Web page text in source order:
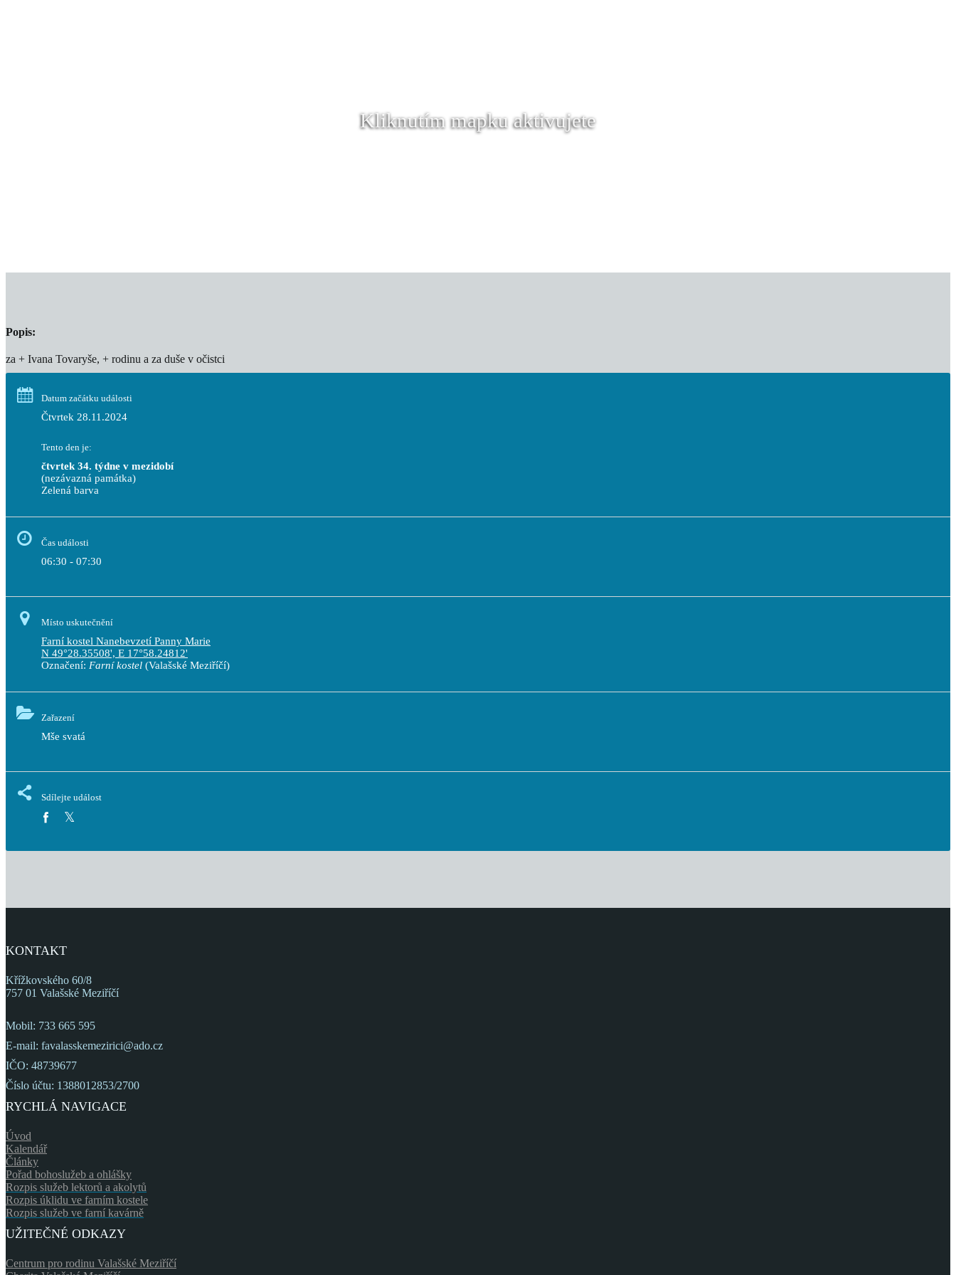
Kliknutím mapku aktivujete
Popis:
za + Ivana Tovaryše, + rodinu a za duše v očistci
Datum začátku události
Čtvrtek 28.11.2024
Tento den je:
čtvrtek 34. týdne v mezidobí
(nezávazná památka)
Zelená barva
Čas události
06:30 - 07:30
Místo uskutečnění
Farní kostel Nanebevzetí Panny Marie
N 49°28.35508', E 17°58.24812'
Označení: Farní kostel (Valašské Meziříčí)
Zařazení
Mše svatá
Sdílejte událost
KONTAKT
Křížkovského 60/8
757 01 Valašské Meziříčí
Mobil: 733 665 595
E-mail: favalasskemezirici@ado.cz
IČO: 48739677
Číslo účtu: 1388012853/2700
RYCHLÁ NAVIGACE
Úvod
Kalendář
Články
Pořad bohoslužeb a ohlášky
Rozpis služeb lektorů a akolytů
Rozpis úklidu ve farním kostele
Rozpis služeb ve farní kavárně
UŽITEČNÉ ODKAZY
Centrum pro rodinu Valašské Meziříčí